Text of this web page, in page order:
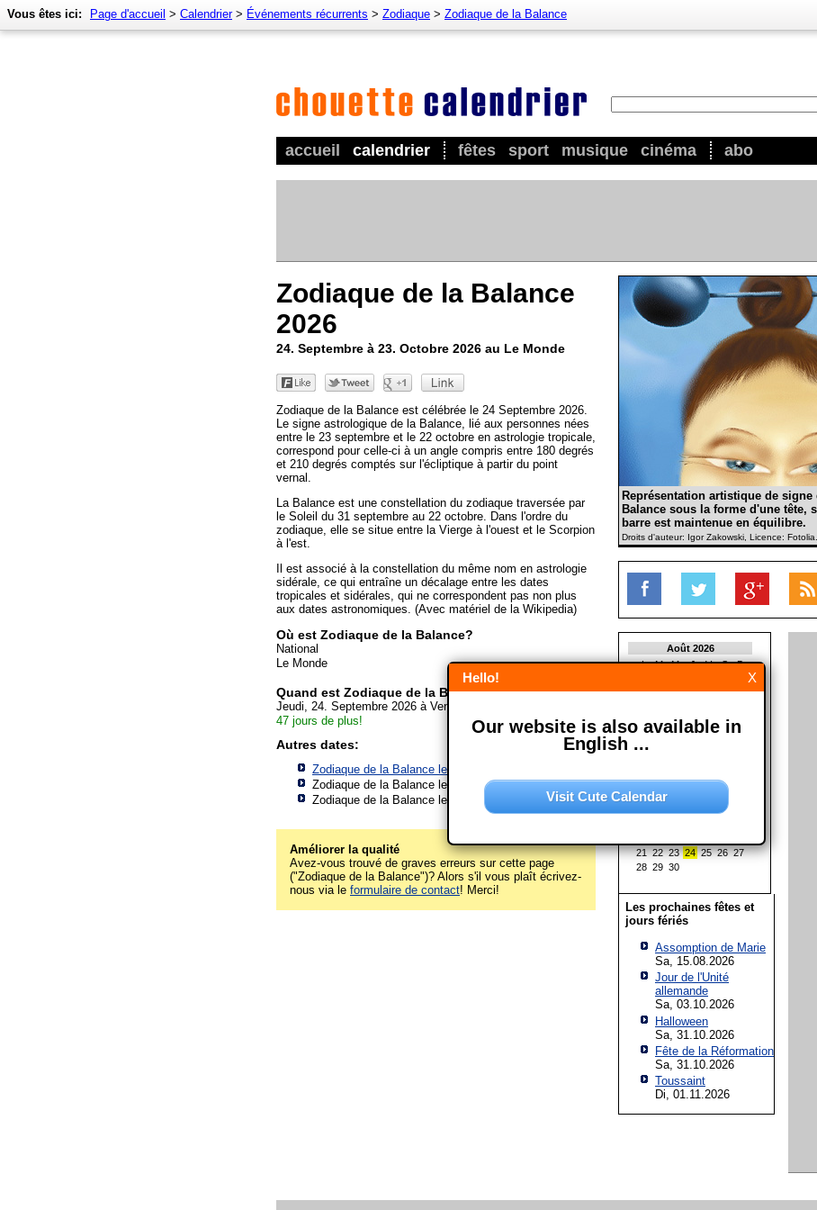
accueil calendrier fêtes sport musique cinéma abo
Vous êtes ici: Page d'accueil > Calendrier> Événements récurrents > Zodiaque > Zodiaque de la Balance
Zodiaque de la Balance
2026
24. Septembre à 23. Octobre 2026 au Le Monde
Zodiaque de la Balance est célébrée le 24 Septembre 2026.
Le signe astrologique de la Balance, lié aux personnes nées
entre le 23 septembre et le 22 octobre en astrologie tropicale,
correspond pour celle-ci à un angle compris entre 180 degrés
et 210 degrés comptés sur l'écliptique à partir du point
vernal.
La Balance est une constellation du zodiaque traversée par
le Soleil du 31 septembre au 22 octobre. Dans l'ordre du
zodiaque, elle se situe entre la Vierge à l'ouest et le Scorpion
à l'est.
Il est associé à la constellation du même nom en astrologie
sidérale, ce qui entraîne un décalage entre les dates
tropicales et sidérales, qui ne correspondent pas non plus
aux dates astronomiques. (Avec matériel de la Wikipedia)
Où est Zodiaque de la Balance?
National
Le Monde
Quand est Zodiaque de la Balance?
Jeudi, 24. Septembre 2026 à Vendredi, 23. Octobre 2026
47 jours de plus!
Autres dates:
Zodiaque de la Balance le 24/09/2027 à
Zodiaque de la Balance le 24/09/2028
Zodiaque de la Balance le 24/09/2029
Améliorer la qualité
Avez-vous trouvé de graves erreurs sur cette page
("Zodiaque de la Balance")? Alors s'il vous plaît écrivez-
nous via le formulaire de contact! Merci!
Représentation artistique de
Balance sous la forme d'une tête,
barre est maintenue en équilibre.
Droits d'auteur: Igor Zakowski, Licence:
Août 2026
L
M M J V S
D
3
4 5 6 7 8
9
17 18 19 20 21 22 23
24 25 26 27 28 29 30
31
Septembre 2026
L
M
5
21 22 23 24 25 26 27
28 29 30
Les prochaines fêtes et
jours fériés
Assomption de Marie
Sa, 15.08.2026
Jour de l'Unité
allemande
Sa, 03.10.2026
Halloween
Sa, 31.10.2026
Fête de la Réformation
Sa, 31.10.2026
Toussaint
Di, 01.11.2026
X
Hello!
Our website is also available in
English ...
Visit Cute Calendar